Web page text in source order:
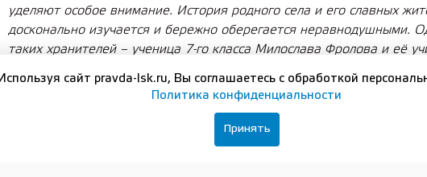
уделяют особое внимание. История родного села и его славных
досконально изучается и бережно оберегается неравнодушными.
таких хранителей – ученица 7-го класса Милослава Фролова и её
подробное исследование о Георгии Гаврюшине.
Всё началось год назад. Милослава Фролова выступала на школьном
мероприятии с докладом о своём земляке, директоре Барминской
Используя сайт pravda-lsk.ru, Вы соглашаетесь с обработкой
Политика конфиденциальности
Принять